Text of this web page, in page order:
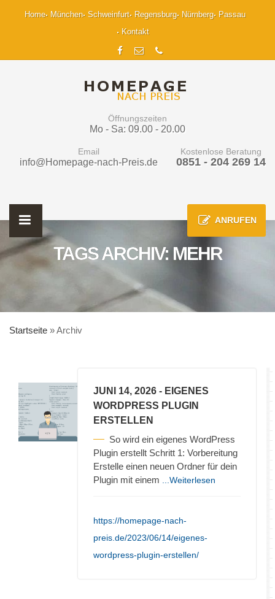
Home München Schweinfurt Regensburg Nürnberg
Passau
Kontakt
Öffnungszeiten
Mo - Sa: 09.00 - 20.00
Email
info@Homepage-nach-Preis.de
Kostenlose Beratung
0851 - 204 269 14
ANRUFEN
TAGS ARCHIV: MEHR
Startseite »Archiv
JUNI 14, 2026 - EIGENES
WORDPRESS PLUGIN
ERSTELLEN
So wird ein eigenes WordPress
Plugin erstellt Schritt 1: Vorbereitung
Erstelle einen neuen Ordner für dein
Plugin mit einem
...Weiterlesen
https://homepage-nach-
preis.de/2023/06/14/eigenes-
wordpress-plugin-erstellen/